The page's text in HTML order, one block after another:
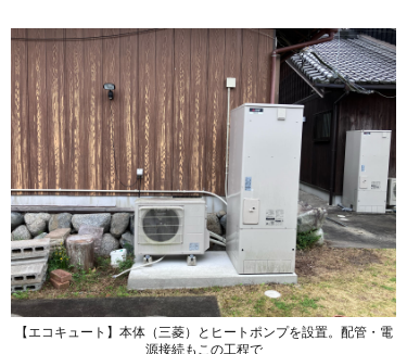
【エコキュート】本体（三菱）とヒートポンプを設置。配管・電
源接続もこの工程で